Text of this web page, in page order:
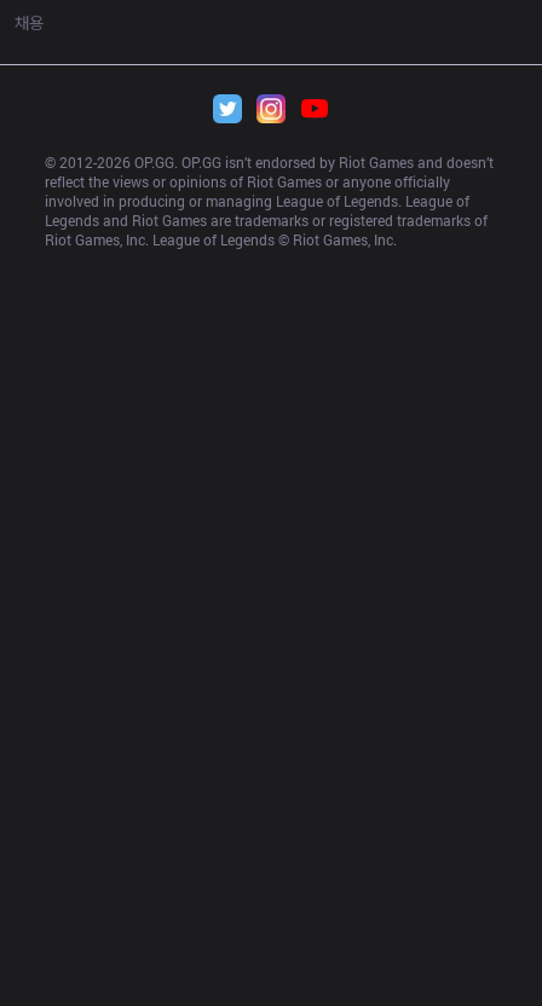
채용
© 2012-2026 OP.GG. OP.GG isn’t endorsed by Riot Games and doesn’t
reflect the views or opinions of Riot Games or anyone officially
involved in producing or managing League of Legends. League of
Legends and Riot Games are trademarks or registered trademarks of
Riot Games, Inc. League of Legends © Riot Games, Inc.